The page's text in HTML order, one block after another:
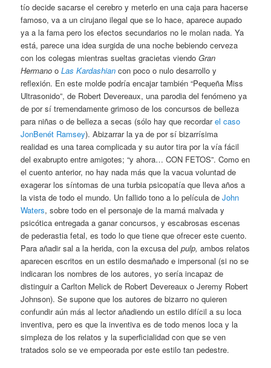
tío decide sacarse el cerebro y meterlo en una caja para hacerse
famoso, va a un cirujano ilegal que se lo hace, aparece aupado
ya a la fama pero los efectos secundarios no le molan nada. Ya
está, parece una idea surgida de una noche bebiendo cerveza
con los colegas mientras sueltas gracietas viendoGran
Hermano oLas Kardashian con poco o nulo desarrollo y
reflexión. En este molde podría encajar también “Pequeña Miss
Ultrasonido”, de Robert Devereaux, una parodia del fenómeno ya
de por sí tremendamente grimoso de los concursos de belleza
para niñas o de belleza a secas (sólo hay que recordarel caso
JonBenét Ramsey). Abizarrar la ya de por sí bizarrísima
realidad es una tarea complicada y su autor tira por la vía fácil
del exabrupto entre amigotes; “y ahora… CON FETOS”. Como en
el cuento anterior, no hay nada más que la vacua voluntad de
exagerar los síntomas de una turbia psicopatía que lleva años a
la vista de todo el mundo. Un fallido tono a lo película deJohn
Waters, sobre todo en el personaje de la mamá malvada y
psicótica entregada a ganar concursos, y escabrosas escenas
de pederastia fetal, es todo lo que tiene que ofrecer este cuento.
Para añadir sal a la herida, con la excusa delpulp, ambos relatos
aparecen escritos en un estilo desmañado e impersonal (si no se
indicaran los nombres de los autores, yo sería incapaz de
distinguir a Carlton Melick de Robert Devereaux o Jeremy Robert
Johnson). Se supone que los autores de bizarro no quieren
confundir aún más al lector añadiendo un estilo difícil a su loca
inventiva, pero es que la inventiva es de todo menos loca y la
simpleza de los relatos y la superficialidad con que se ven
tratados solo se ve empeorada por este estilo tan pedestre.